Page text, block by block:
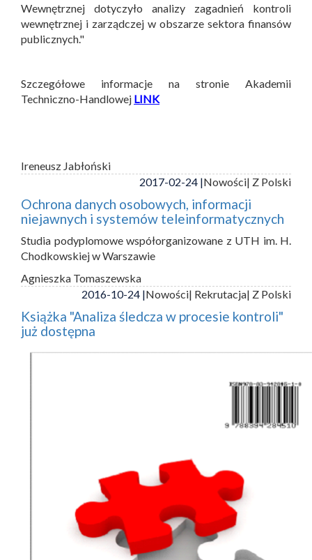
Wewnętrznej dotyczyło analizy zagadnień kontroli
wewnętrznej i zarządczej w obszarze sektora finansów
publicznych."
Szczegółowe informacje na stronie Akademii
Techniczno-Handlowej LINK
Ireneusz Jabłoński
2017-02-24 |Nowości| Z Polski
Ochrona danych osobowych, informacji
niejawnych i systemów teleinformatycznych
Studia podyplomowe współorganizowane z UTH im. H.
Chodkowskiej w Warszawie
Agnieszka Tomaszewska
2016-10-24 |Nowości| Rekrutacja| Z Polski
Książka "Analiza śledcza w procesie kontroli"
już dostępna